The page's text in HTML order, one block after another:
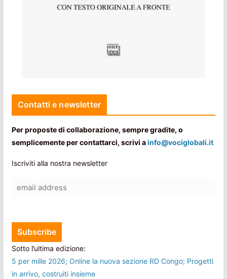
Contatti e newsletter
Per proposte di collaborazione, sempre gradite, o
semplicemente per contattarci, scrivi ainfo@vociglobali.it
Iscriviti alla nostra newsletter
Sotto l’ultima edizione:
5 per mille 2026; Online la nuova sezione RD Congo; Progetti
in arrivo, costruiti insieme